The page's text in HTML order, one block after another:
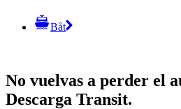
Båt
No vuelvas a perder el
Descarga Transit.